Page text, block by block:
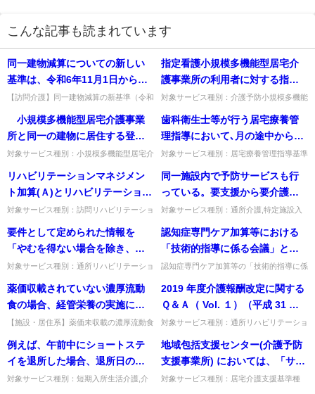
こんな記事も読まれています
同一建物減算についての新しい
基準は、令和6年11月1日から適
用とあるが、減算適用はどの期
【訪問介護】同一建物減算の新基準（令和
するか。令和6年度は前期（4〜9月）の実
績で判断し、90％超な...
指定看護小規模多機能型居宅介
護事業所の利用者に対する指定
訪問入浴介護の提供について、
考え方如何。
対象サービス種別：介護予防小規模多機能
所,看護小規模多機能型居宅介護基準種別:
運営基準「通所困難な利用...
小規模多機能型居宅介護事業
所と同一の建物に居住する登録
者が登録定員の８割以上となる
の居所に応じた基本報酬が設け
られたが、従来可能とされてい
た、市町村が定める基準におい
て、事業所と同一の建物に居住
する登録者の割合の上限を、例
えば、登録定員の５割までと定
めることは引き続き可能なの
対象サービス種別：小規模多機能型居宅介
建物に所在する事業所の地域への展開」質
問 小規模多機能型居宅介護...
歯科衛生士等が行う居宅療養管
理指導において､月の途中から給
付が医療保険から介護保険に変
うのか。
対象サービス種別：居宅療養管理指導基準
から介護保険への給付変更」質問歯科衛生
士等が行う居宅療養管理指導...
リハビリテーションマネジメン
ト加算(Ａ)とリハビリテーション
マネジメント加算(Ｂ)について
ないが、月によって加算の算定
要件の可否で加算を選択するこ
とは可能か。
対象サービス種別：訪問リハビリテーショ
報酬「リハビリテーションマネジメント加
算」質問リハビリテーショ...
同一施設内で予防サービスも行
っている。要支援から要介護に
なった方の評価期間はどうなる
対象サービス種別：通所介護,特定施設入
型通所介護,認知症対応型通所介護,地域密
着型特定施設入居者生活...
要件として定められた情報を
「やむを得ない場合を除き、す
べて提出すること」とされてい
とはどのような場合か。
対象サービス種別：通所リハビリテーショ
応型通所介護,短期入所生活介護,短期入所
療養介護,小規模多機...
認知症専門ケア加算等における
「技術的指導に係る会議」と、
特定事業所加算やサービス提供
における従業者の技術指導を目
的とした会議」が同時期に開催
される場合、当該会議に全ての
従業者が参加し検討内容の1つが
認知症ケアの技術的指導であれ
ば、両会議を開催したものと考
認知症専門ケア加算等の「技術的指導に係
供体制強化加算の「従業者の技術指導を目
的とした会議」が同時期に開...
薬価収載されていない濃厚流動
食の場合、経管栄養の実施に必
要なチューブ等の材料費は、利
とは可能か。
【施設・居住系】薬価未収載の濃厚流動食
して徴収できるか。徴収することは可能で
ある。出典：平成17年10...
2019 年度介護報酬改定に関する
Ｑ＆Ａ（ Vol. １）（平成 31 年
４月 12 日）問６に「月額８万円
ては、現行の介護職員処遇改善
加算による賃金改善分と分けて
判断することが必要」とされて
対象サービス種別：通所リハビリテーショ
応型通所介護,短期入所生活介護,短期入所
療養介護,訪問介護,...
例えば、午前中にショートステ
イを退所した場合、退所日の居
住費は徴収しないことは可能
対象サービス種別：短期入所生活介護,介
地域包括支援センター(介護予防
支援事業所) においては、「サー
ビス提供終了確認情報登録対象
対象サービス種別：居宅介護支援基準種